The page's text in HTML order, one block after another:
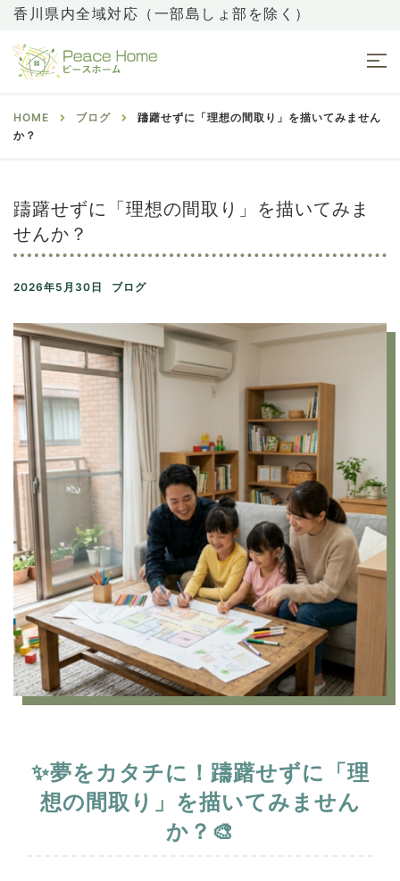
香川県内全域対応（一部島しょ部を除く）
HOME ブログ
躊躇せずに「理想の間取り」を描いてみません
か？
躊躇せずに「理想の間取り」を描いてみま
せんか？
2026年5月30日 ブログ
✨夢をカタチに！躊躇せずに「理
想の間取り」を描いてみません
か？🎨